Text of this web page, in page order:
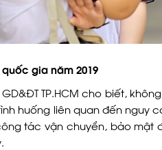
gia năm 2019
TP.HCM cho biết,
huống liên quan đến
tác vận chuyển, bảo mật